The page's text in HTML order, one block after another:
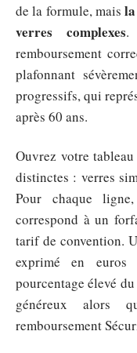
de la formule, mais
verres complexes.
remboursement
plafonnant
progressifs, qui
après 60 ans.
Ouvrez votre
distinctes : verres
Pour chaque
correspond à un
tarif de convention.
exprimé en
pourcentage élevé
généreux alors
remboursement